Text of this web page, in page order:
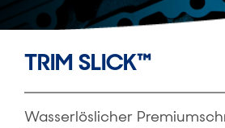
TRIM SLICK™
Wasserlöslicher